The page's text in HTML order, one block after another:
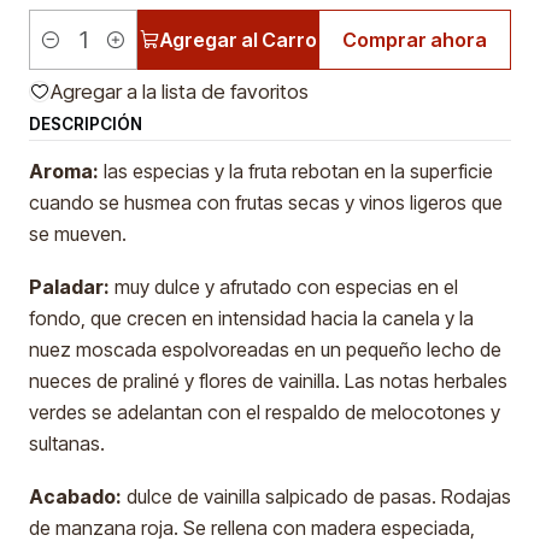
Cantidad
Agregar al Carro Comprar ahora
Agregar a la lista de favoritos
DESCRIPCIÓN
Aroma: las especias y la fruta rebotan en la superficie
cuando se husmea con frutas secas y vinos ligeros que
se mueven.
Paladar: muy dulce y afrutado con especias en el
fondo, que crecen en intensidad hacia la canela y la
nuez moscada espolvoreadas en un pequeño lecho de
nueces de praliné y flores de vainilla. Las notas herbales
verdes se adelantan con el respaldo de melocotones y
sultanas.
Acabado: dulce de vainilla salpicado de pasas. Rodajas
de manzana roja. Se rellena con madera especiada,